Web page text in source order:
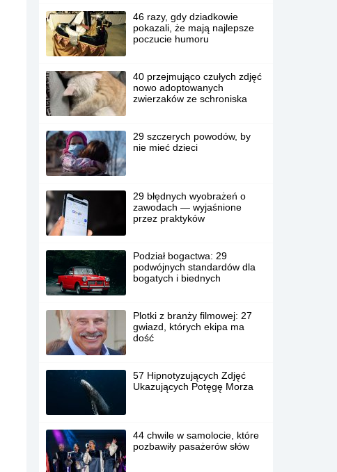
46 razy, gdy dziadkowie
pokazali, że mają najlepsze
poczucie humoru
40 przejmująco czułych zdjęć
nowo adoptowanych
zwierzaków ze schroniska
29 szczerych powodów, by
nie mieć dzieci
29 błędnych wyobrażeń o
zawodach — wyjaśnione
przez praktyków
Podział bogactwa: 29
podwójnych standardów dla
bogatych i biednych
Plotki z branży filmowej: 27
gwiazd, których ekipa ma
dość
57 Hipnotyzujących Zdjęć
Ukazujących Potęgę Morza
44 chwile w samolocie, które
pozbawiły pasażerów słów